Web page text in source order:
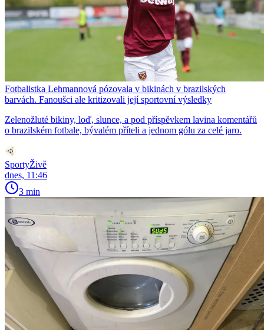
Fotbalistka Lehmannová pózovala v bikinách v brazilských
barvách. Fanoušci ale kritizovali její sportovní výsledky
Zelenožluté bikiny, loď, slunce, a pod příspěvkem lavina komentářů
o brazilském fotbale, bývalém příteli a jednom gólu za celé jaro.
SportyŽivě
dnes, 11:46
3 min